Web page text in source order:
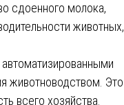
сдоенного молока,
животных,
животноводством. Это
всего хозяйства.